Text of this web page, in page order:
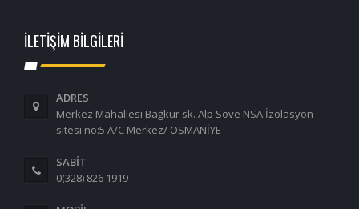
İLETİŞİM BİLGİLERİ
ADRES
Merkez Mahallesi Bağkur sk. Alp Söve NSA İzolasyon
sitesi no:5 A/C Merkez/ OSMANİYE
SABİT
0(328) 826 1919